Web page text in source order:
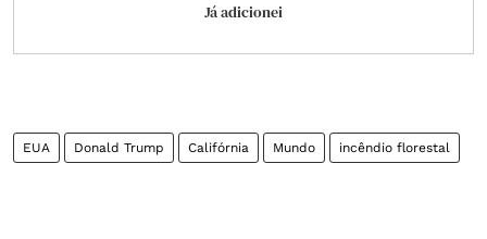
Já adicionei
EUA Donald Trump Califórnia Mundo incêndio florestal